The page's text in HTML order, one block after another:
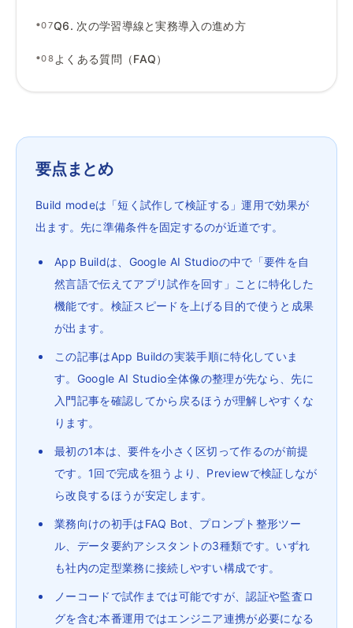
•07Q6. 次の学習導線と実務導入の進め方
•08 よくある質問（FAQ）
要点まとめ
Build modeは「短く試作して検証する」運用で効果が
出ます。先に準備条件を固定するのが近道です。
App Buildは、Google AI Studioの中で「要件を自
然言語で伝えてアプリ試作を回す」ことに特化した
機能です。検証スピードを上げる目的で使うと成果
が出ます。
この記事はApp Buildの実装手順に特化していま
す。Google AI Studio全体像の整理が先なら、先に
入門記事を確認してから戻るほうが理解しやすくな
ります。
最初の1本は、要件を小さく区切って作るのが前提
です。1回で完成を狙うより、Previewで検証しなが
ら改良するほうが安定します。
業務向けの初手はFAQ Bot、プロンプト整形ツー
ル、データ要約アシスタントの3種類です。いずれ
も社内の定型業務に接続しやすい構成です。
ノーコードで試作までは可能ですが、認証や監査ロ
グを含む本番運用ではエンジニア連携が必要になる